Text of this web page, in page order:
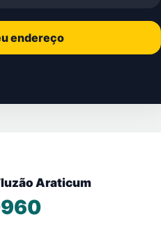
endereço
Araticum